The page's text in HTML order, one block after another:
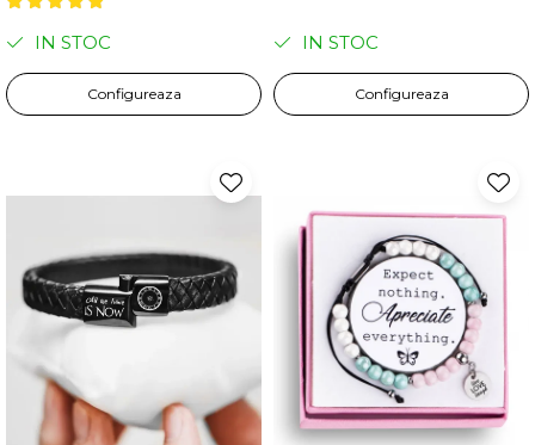
IN STOC
Configureaza
IN STOC
Configureaza